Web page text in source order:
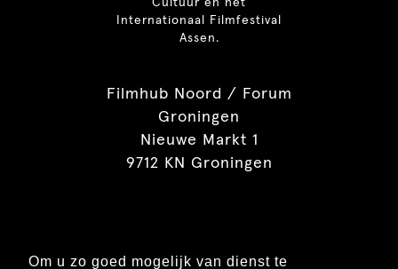
Om u zo goed mogelijk van dienst te
Cultuur en het
Internationaal Filmfestival
Assen.
Filmhub Noord / Forum
Groningen
Nieuwe Markt 1
9712 KN Groningen